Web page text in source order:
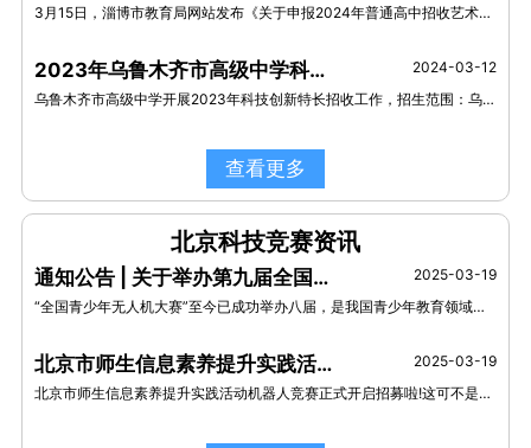
3月15日，淄博市教育局网站发布《关于申报2024年普通高中招收艺术体育科技特长生计划的通知》（以下简称《通知》）
2023年乌鲁木齐市高级中学科技创新特长生招生政策
2024-03-12
乌鲁木齐市高级中学开展2023年科技创新特长招收工作，招生范围：乌鲁木齐地区。招生类别：机器人、航模、创客。
查看更多
北京科技竞赛资讯
通知公告 | 关于举办第九届全国青少年无人机大赛北京市赛的通知（第一轮）
2025-03-19
“全国青少年无人机大赛”至今已成功举办八届，是我国青少年教育领域具备权威性、专业性及影响力的无人机赛事，也是教育部公布的2022—2025学年面向中小学生、中专和职高的全国性竞赛活动之一。
北京市师生信息素养提升实践活动机器人竞赛正式开启招募啦！
2025-03-19
北京市师生信息素养提升实践活动机器人竞赛正式开启招募啦!这可不是一般的比赛哦，它是由市教委直接主办的教育系统赛事，含金量满满!